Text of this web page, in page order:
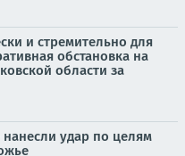
и стремительно для
обстановка на
области за
удар по целям